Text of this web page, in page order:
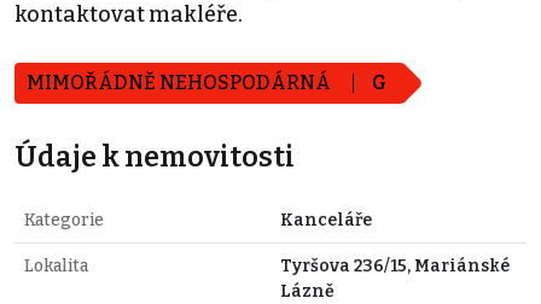
kontaktovat makléře.
MIMOŘÁDNĚ NEHOSPODÁRNÁ G
Údaje k nemovitosti
Kategorie Kanceláře
Lokalita
Tyršova 236/15, Mariánské
Lázně